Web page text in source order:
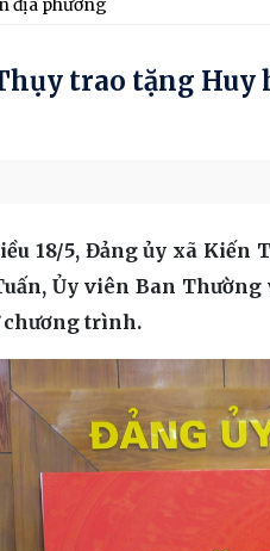
địa phương
trao tặng Huy
18/5, Đảng ủy xã Kiến
Ủy viên Ban
chương trình.